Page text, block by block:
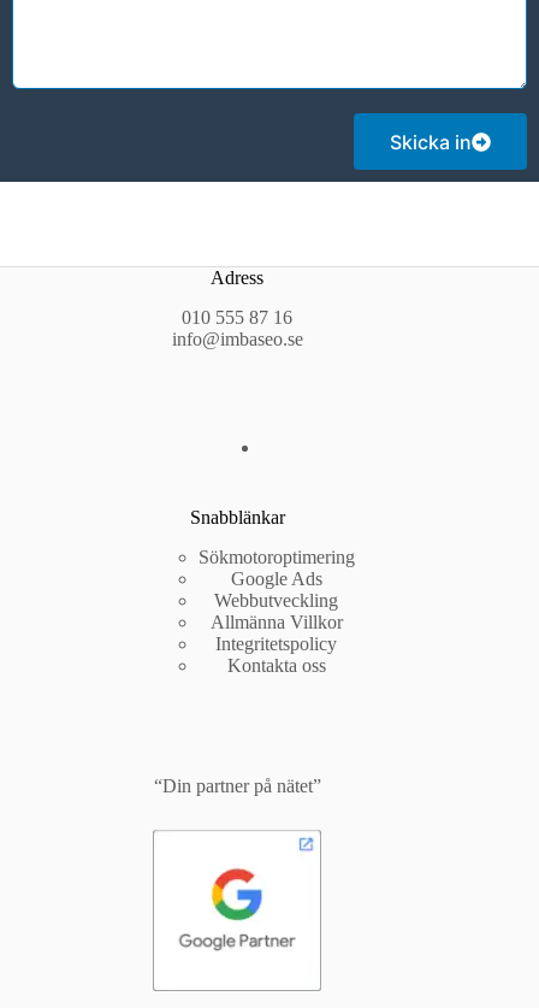
Skicka in
Adress
010 555 87 16
info@imbaseo.se
Snabblänkar
Sökmotoroptimering
Google Ads
Webbutveckling
Allmänna Villkor
Integritetspolicy
Kontakta oss
“Din partner på nätet”